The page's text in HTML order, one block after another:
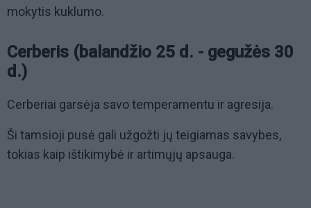
mokytis kuklumo.
Cerberis (balandžio 25 d. - gegužės 30
d.)
Cerberiai garsėja savo temperamentu ir agresija.
Ši tamsioji pusė gali užgožti jų teigiamas savybes,
tokias kaip ištikimybė ir artimųjų apsauga.